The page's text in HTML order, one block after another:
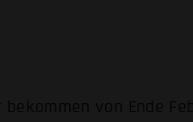
von Ende